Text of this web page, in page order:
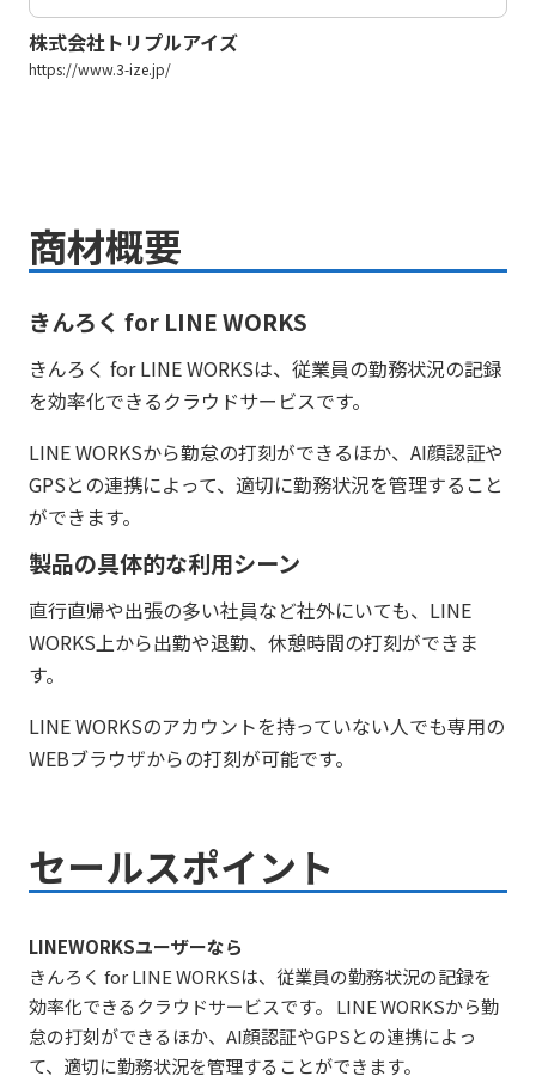
株式会社トリプルアイズ
https://www.3-ize.jp/
商材概要
きんろく for LINE WORKS
きんろく for LINE WORKSは、従業員の勤務状況の記録
を効率化できるクラウドサービスです。
LINE WORKSから勤怠の打刻ができるほか、AI顔認証や
GPSとの連携によって、適切に勤務状況を管理すること
ができます。
製品の具体的な利用シーン
直行直帰や出張の多い社員など社外にいても、LINE
WORKS上から出勤や退勤、休憩時間の打刻ができま
す。
LINE WORKSのアカウントを持っていない人でも専用の
WEBブラウザからの打刻が可能です。
セールスポイント
LINEWORKSユーザーなら
きんろく for LINE WORKSは、従業員の勤務状況の記録を
効率化できるクラウドサービスです。 LINE WORKSから勤
怠の打刻ができるほか、AI顔認証やGPSとの連携によっ
て、適切に勤務状況を管理することができます。